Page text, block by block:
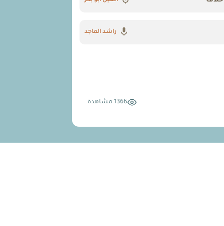
راشد الماجد
1366 مشاهدة